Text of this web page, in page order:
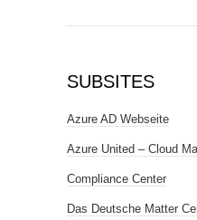
SUBSITES
Azure AD Webseite
Azure United – Cloud
Compliance Center
Das Deutsche Matter